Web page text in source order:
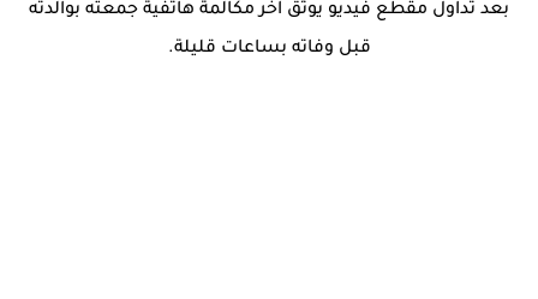
بعد تداول مقطع فيديو يوثّق آخر مكالمة هاتفية جمعته بوالدته
قبل وفاته بساعات قليلة.